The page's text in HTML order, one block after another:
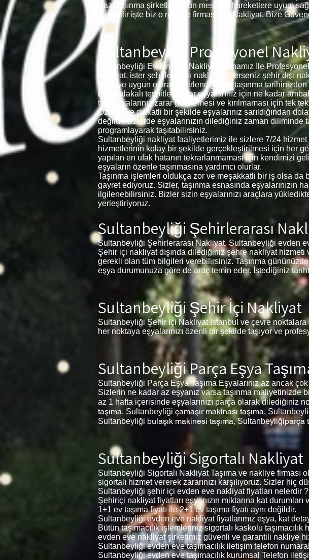
Bazı taşınma şirketleri uzun mesafeli hareketlere uyum
yapabilir işte biz o nakliye firması Anı Nakliyat. Bize
Sultanbeyliği Profesyonel
Sultanbeyliği Evden Eve Nakliyat Firmamız İle
nakliyat, ister şehirlerarası nakliyat, isterseniz şehir dışı
bütçeye uygun olarak belirlendiği gibi taşınma
ev ile alakalı tespitler yapar eşyalarınız için ne kadar
tüm eşyalarınız zarar görmemesi ve kırılmaması için tek
Özenle ve dikkatli bir şekilde eşyalarınız sarıldığından
değildir sizlerde eşyalarınızın dilediğiniz zaman diliminde
programlayarak taşıtabilirsiniz.
Sultanbeyliği nakliyat faaliyetlerimiz ile sizlere 7/24 hizmet
hizmetlerinin kolay bir şekilde gerçekleştirilmesi için her
yapılan en ufak hatanın tekrarlanmaması için kendimizi
eşyaların özenle taşınmasına yardımcı olurlar.
Taşınma işlemleri oldukça zor ve meşakkatli bir iş olsa da
gayret ediyoruz. Sizler, taşınma esnasında
ilgilenebilirsiniz. Bizler sizin eşyalarınızı araçlara
yerleştiriyoruz.
Sultanbeyliği Şehirlerarası
Sultanbeyliği Şehirlerarası Nakliyat, Sultanbeyliği evden
Şehir içi nakliyat dışında dilediğiniz şehre nakliyat
gerekli olan tüm bilgileri verebilirsiniz. Taşınma
eşya durumunuza göre de araç temin eder. İstediğiniz
Sultanbeyliği Şehir İçi Nakliyat
Sultanbeyliği Şehir İçi Nakliyat İstanbul ve çevre
her noktaya eşyalarınızı özenli bir şekilde taşıyor ve
SultanbeyliğiParça Eşya
Sultanbeyliği Parça Eşya Taşıma Eşyalarınız az ancak
Sizlerin ne kadar az eşyanız varsa taşınma maliyetinizde
az 1 hafta içerisinde eşyalarınızı parça olarak dilediğiniz
taşıma, Sultanbeyliği çamaşır makinası taşıma,
Sultanbeyliği bulaşık makinesi taşıma,Sultanbeyliğiparça
SultanbeyliğiSigortalı Nakliyat
Sultanbeyliği Sigortalı Nakliyat Taşıma ve nakliye
sigortalı hizmet vererek zararınızı karşılıyoruz. Sizler
Sultanbeyliği şehir içi evden eve nakliyat fiyatları nelerdir ?
Şehiriçi nakliyat fiyatları eşyanızın miktarına kat
1+1 ev taşıma fiyatı ile 2+1 ev taşıma fiyatı aynı değildir.
Sultanbeyliği evden eve nakliyat fiyatlarımız eşya, kat
Bütün taşımacılık işlemleriniz sigortalı kaskolu
evden eve nakliyat şirketimiz güvenli ve garantili nakliye
Sultanbeyliği evden eve taşımacılık iletişim telefon
Sultanbeyliği evden eve taşımacılık kurumsal Telefon